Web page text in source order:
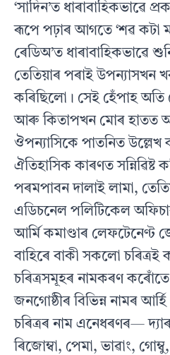
‘সাদিন’ত ধাৰাবাহিকভাৱে
ৰূপে পঢ়াৰ আগতে ‘শৱ কটা
ৰেডিঅ’ত ধাৰাবাহিকভাৱে
তেতিয়াৰ পৰাই উপন্যাসখন
কৰিছিলো। সেই হেঁপাহ
আৰু কিতাপখন মোৰ হাতত
ঔপন্যাসিকে পাতনিত
ঐতিহাসিক কাৰণত সন্নিৱিষ্ট
পৰমপাবন দালাই লামা,
এডিচনেল পলিটিকেল
আৰ্মি কমাণ্ডাৰ লেফটেনেণ্ট
বাহিৰে বাকী সকলো চৰিত্ৰই
চৰিত্ৰসমূহৰ নামকৰণ
জনগোষ্ঠীৰ বিভিন্ন নামৰ
চৰিত্ৰৰ নাম এনেধৰণৰ—
ৰিজোম্বা, পেমা, ভাৱাং,